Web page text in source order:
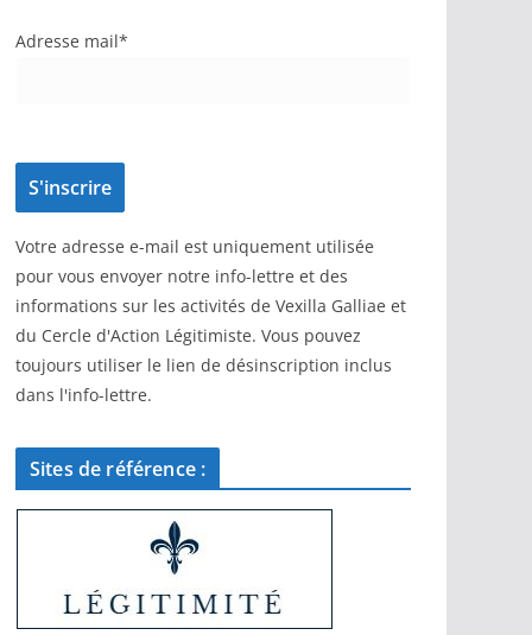
Adresse mail*
Votre adresse e-mail est uniquement utilisée
pour vous envoyer notre info-lettre et des
informations sur les activités de Vexilla Galliae et
du Cercle d'Action Légitimiste. Vous pouvez
toujours utiliser le lien de désinscription inclus
dans l'info-lettre.
Sites de référence :